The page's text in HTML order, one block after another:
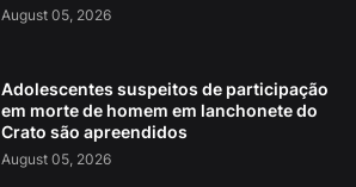
August 05, 2026
Adolescentes suspeitos de participação
em morte de homem em lanchonete do
Crato são apreendidos
August 05, 2026